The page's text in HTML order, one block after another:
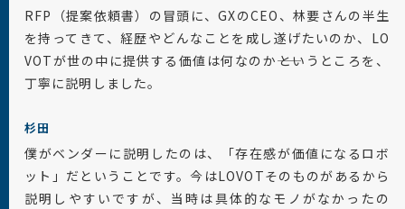
RFP（提案依頼書）の冒頭に、GXのCEO、林要さんの半生
を持ってきて、経歴やどんなことを成し遂げたいのか、LO
VOTが世の中に提供する価値は何なのか――というところを、
丁寧に説明しました。
杉田
僕がベンダーに説明したのは、「存在感が価値になるロボ
ット」だということです。今はLOVOTそのものがあるから
説明しやすいですが、当時は具体的なモノがなかったの